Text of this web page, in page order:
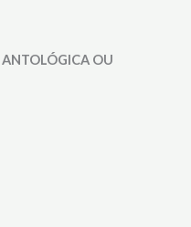
ANTOLÓGICA OU